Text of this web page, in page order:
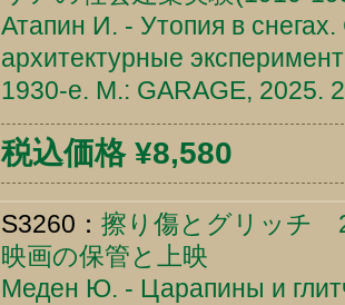
Атапин И. - Утопия в
архитектурные
1930-е. М.: GARAGE, 2025.
税込価格 ¥8,580
S3260： 擦り傷とグリッチ
映画の保管と上映
Меден Ю. - Царапины и